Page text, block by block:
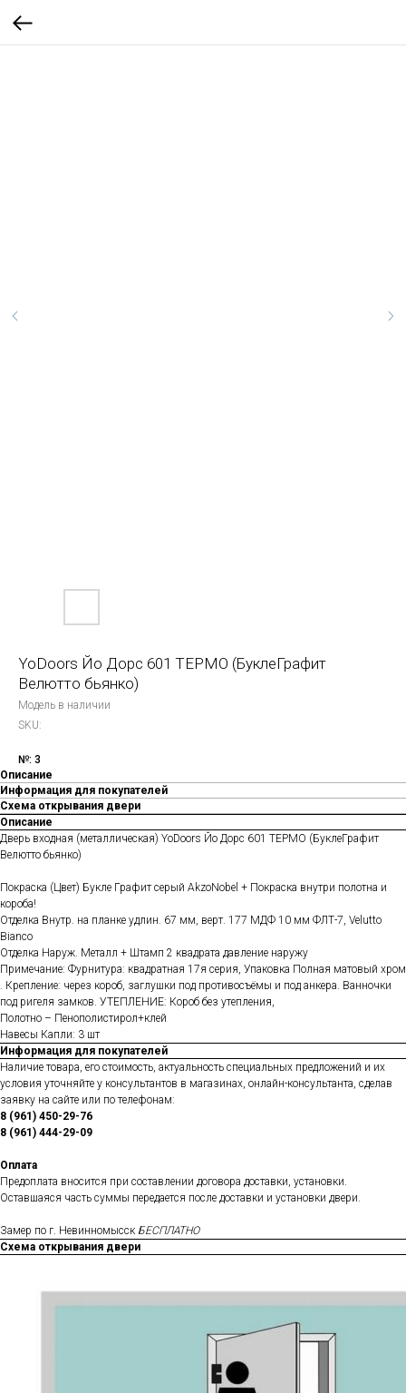
YoDoors Йо Дорс 601 ТЕРМО (БуклеГрафит
Велютто бьянко)
Модель в наличии
SKU:
№: 3
Описание
Информация для покупателей
Схема открывания двери
Описание
Дверь входная (металлическая) YoDoors Йо Дорс 601 ТЕРМО (БуклеГрафит
Велютто бьянко)
Покраска (Цвет) Букле Графит серый AkzoNobel + Покраска внутри полотна и
короба!
Отделка Внутр. на планке удлин. 67 мм, верт. 177 МДФ 10 мм ФЛТ-7, Velutto
Bianco
Отделка Наруж. Металл + Штамп 2 квадрата давление наружу
Примечание: Фурнитура: квадратная 17я серия, Упаковка Полная матовый хром
. Крепление: через короб, заглушки под противосъёмы и под анкера. Ванночки
под ригеля замков. УТЕПЛЕНИЕ: Короб без утепления,
Полотно – Пенополистирол+клей
Навесы Капли: 3 шт
Информация для покупателей
Наличие товара, его стоимость, актуальность специальных предложений и их
условия уточняйте у консультантов в магазинах, онлайн-консультанта, сделав
заявку на сайте или по телефонам:
8 (961) 450-29-76
8 (961) 444-29-09
Оплата
Предоплата вносится при составлении договора доставки, установки.
Оставшаяся часть суммы передается после доставки и установки двери.
Замер по г. Невинномысск БЕСПЛАТНО
Схема открывания двери